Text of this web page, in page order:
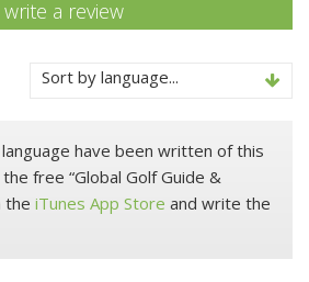
write a review
Sort by language...
have been written of this
free “Global Golf Guide &
the iTunes App Store and write the